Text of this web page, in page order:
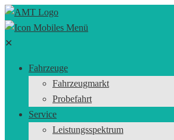
✕
Fahrzeuge
Fahrzeugmarkt
Probefahrt
Service
Leistungsspektrum